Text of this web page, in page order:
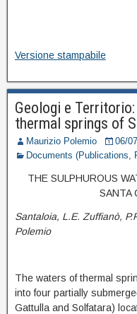
Versione stampabile
Geologi e
thermal springs of
Maurizio Polemio
06/
Documents (Publications,
THE SULPHUROUS
SANTA
Santaloia, L.E. Zuffianò,
Polemio
The waters of thermal
into four partially
Gattulla and Solfatara)